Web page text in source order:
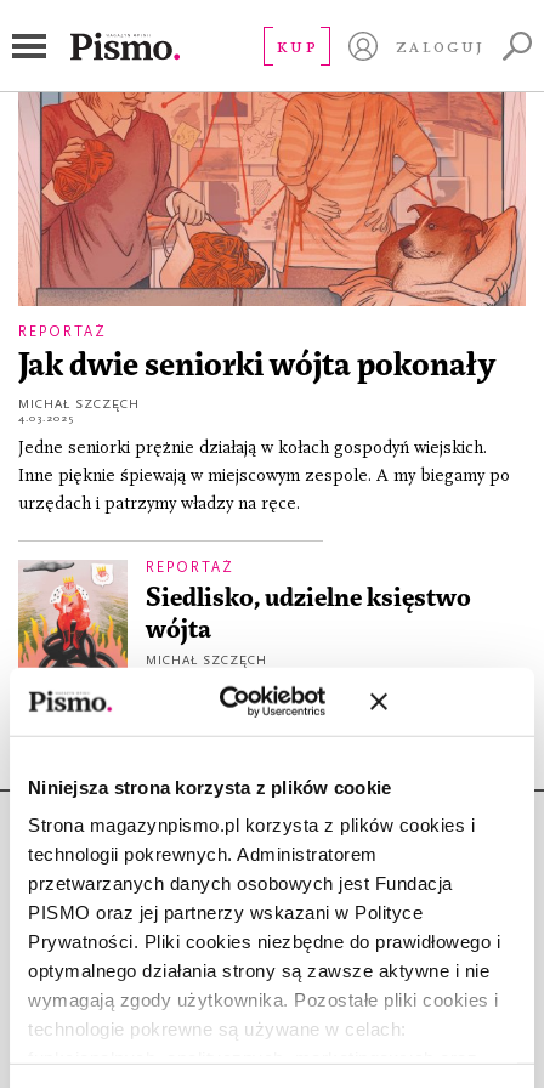
Niniejsza strona korzysta z plików cookie
Strona magazynpismo.pl korzysta z plików cookies i
technologii pokrewnych. Administratorem
przetwarzanych danych osobowych jest Fundacja
PISMO oraz jej partnerzy wskazani w Polityce
Prywatności. Pliki cookies niezbędne do prawidłowego i
optymalnego działania strony są zawsze aktywne i nie
wymagają zgody użytkownika. Pozostałe pliki cookies i
technologie pokrewne są używane w celach:
KUP ZALOGUJ
REPORTAŻ
Jak dwie seniorki wójta pokonały
MICHAŁ SZCZĘCH
4.03.2025
Jedne seniorki prężnie działają w kołach gospodyń wiejskich.
Inne pięknie śpiewają w miejscowym zespole. A my biegamy po
urzędach i patrzymy władzy na ręce.
REPORTAŻ
Siedlisko, udzielne księstwo
wójta
MICHAŁ SZCZĘCH
Copyright © Fundacja Pismo